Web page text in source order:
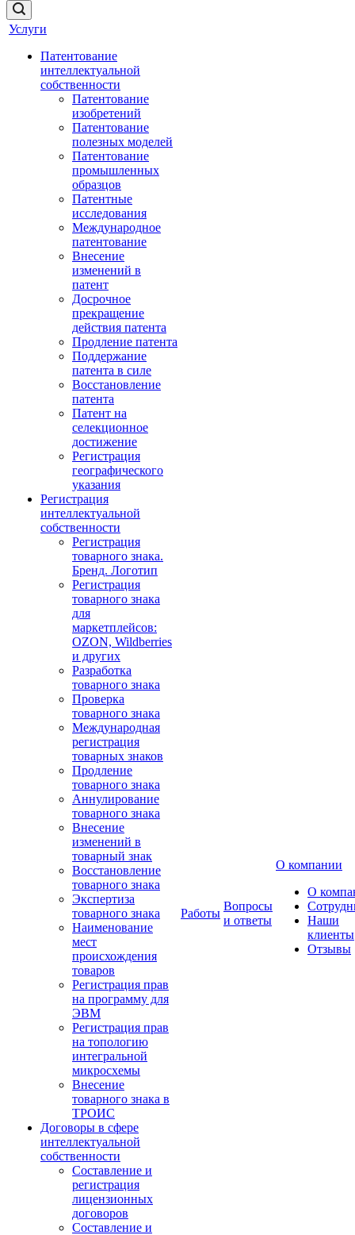
Услуги
Патентование
интеллектуальной
собственности
Патентование
изобретений
Патентование
полезных моделей
Патентование
промышленных
образцов
Патентные
исследования
Международное
патентование
Внесение
изменений в
патент
Досрочное
прекращение
действия патента
Продление патента
Поддержание
патента в силе
Восстановление
патента
Патент на
селекционное
достижение
Регистрация
географического
указания
Регистрация
интеллектуальной
собственности
Регистрация
товарного знака.
Бренд. Логотип
Регистрация
товарного знака
для
маркетплейсов:
OZON, Wildberries
и других
Разработка
товарного знака
Проверка
товарного знака
Международная
регистрация
товарных знаков
Продление
товарного знака
Аннулирование
товарного знака
Внесение
изменений в
товарный знак
Восстановление
товарного знака
Экспертиза
товарного знака
Наименование
мест
происхождения
товаров
Регистрация прав
на программу для
ЭВМ
Регистрация прав
на топологию
интегральной
микросхемы
Внесение
товарного знака в
ТРОИС
Договоры в сфере
интеллектуальной
собственности
Составление и
регистрация
лицензионных
договоров
Составление и
Работы
Вопросы
и ответы
О компании
О
Наши
клиенты
Отзывы